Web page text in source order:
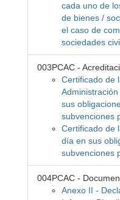
cada uno de
de bienes /
el caso de
sociedades
003PCAC -
Certificado de
sus
subvenciones
Certificado de
día en sus
subvenciones
004PCAC -
Anexo II -